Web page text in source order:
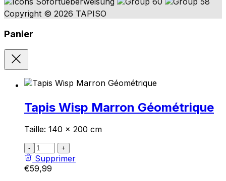
Copyright © 2026 TAPISO
Panier
Tapis Wisp Marron Géométrique
Taille: 140 x 200 cm
:product_name quantity
- +
Supprimer
€59,99